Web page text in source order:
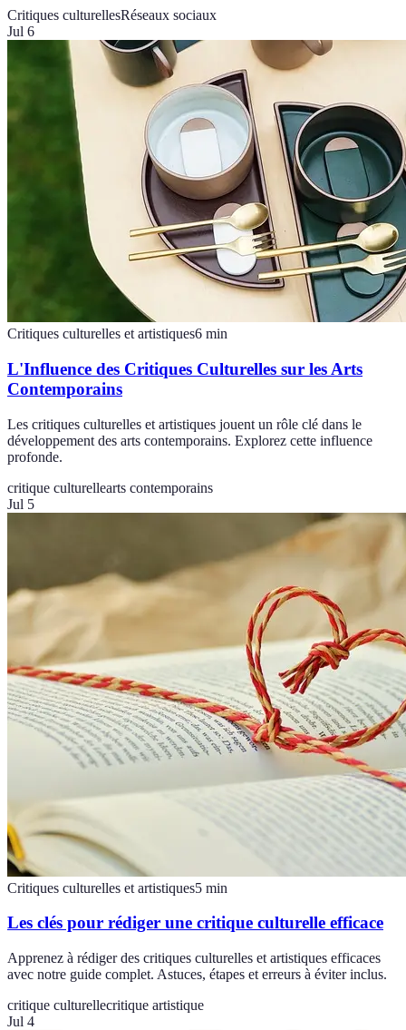
Critiques culturellesRéseaux sociaux
Jul 6
Critiques culturelles et artistiques6 min
L'Influence des Critiques Culturelles sur les Arts
Contemporains
Les critiques culturelles et artistiques jouent un rôle clé dans le
développement des arts contemporains. Explorez cette influence
profonde.
critique culturellearts contemporains
Jul 5
Critiques culturelles et artistiques5 min
Les clés pour rédiger une critique culturelle efficace
Apprenez à rédiger des critiques culturelles et artistiques efficaces
avec notre guide complet. Astuces, étapes et erreurs à éviter inclus.
critique culturellecritique artistique
Jul 4